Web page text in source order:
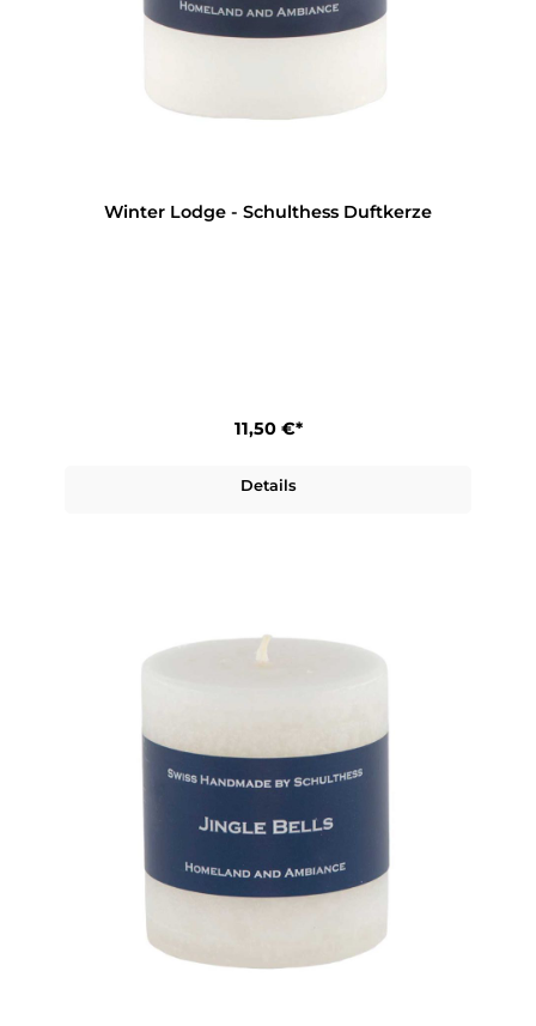
Winter Lodge - Schulthess Duftkerze
11,50 €*
Details